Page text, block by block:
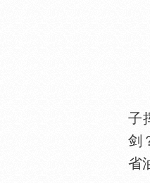
子
剑
省